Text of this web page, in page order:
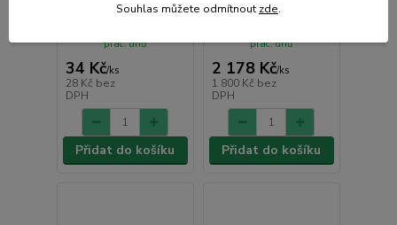
34 Kč/ks
28 Kč bez
DPH
• Skladem centrální
prac. dnů
Přidat do košíku
2 178 Kč/ks
1 800 Kč bez
DPH
• Skladem centrální
prac. dnů
Přidat do košíku
Souhlas můžete odmítnout zde.